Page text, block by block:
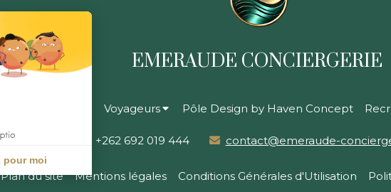
EMERAUDE CONCIERGERIE
Voyageurs Pôle Design by Haven Concept
+262 692 019 444 contact@emeraude-
Plan du site Mentions légales Conditions Générales d'Utilisation